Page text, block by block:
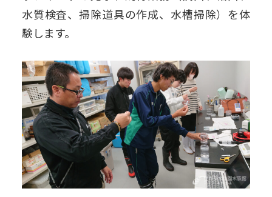
水質検査、掃除道具の作成、水槽掃除）を体
験します。